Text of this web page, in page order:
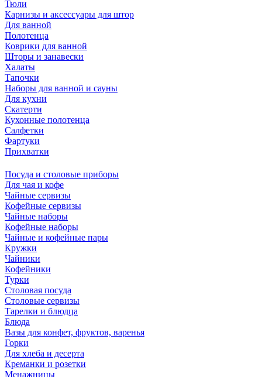
Тюли
Карнизы и аксессуары для штор
Для ванной
Полотенца
Коврики для ванной
Шторы и занавески
Халаты
Тапочки
Наборы для ванной и сауны
Для кухни
Скатерти
Кухонные полотенца
Салфетки
Фартуки
Прихватки
Посуда и столовые приборы
Для чая и кофе
Чайные сервизы
Кофейные сервизы
Чайные наборы
Кофейные наборы
Чайные и кофейные пары
Кружки
Чайники
Кофейники
Турки
Столовая посуда
Столовые сервизы
Тарелки и блюдца
Блюда
Вазы для конфет, фруктов, варенья
Горки
Для хлеба и десерта
Креманки и розетки
Менажницы